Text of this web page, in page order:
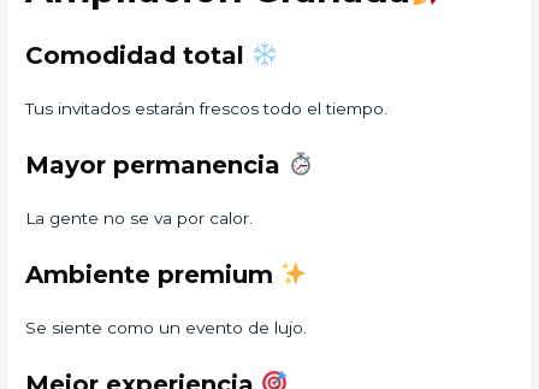
Comodidad total
Tus invitados estarán frescos todo el tiempo.
Mayor permanencia
La gente no se va por calor.
Ambiente premium
Se siente como un evento de lujo.